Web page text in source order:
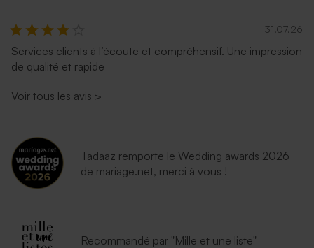
31.07.26
Services clients à l’écoute et compréhensif. Une impression
de qualité et rapide
Voir tous les avis >
Tadaaz remporte le Wedding awards 2026
de mariage.net, merci à vous !
Recommandé par "Mille et une liste"